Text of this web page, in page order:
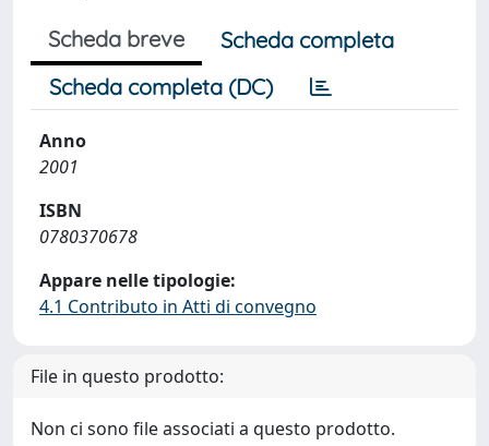
Scheda breve
Scheda completa
Scheda completa (DC)
Anno
2001
ISBN
0780370678
Appare nelle tipologie:
4.1 Contributo in Atti di convegno
File in questo prodotto:
Non ci sono file associati a questo prodotto.